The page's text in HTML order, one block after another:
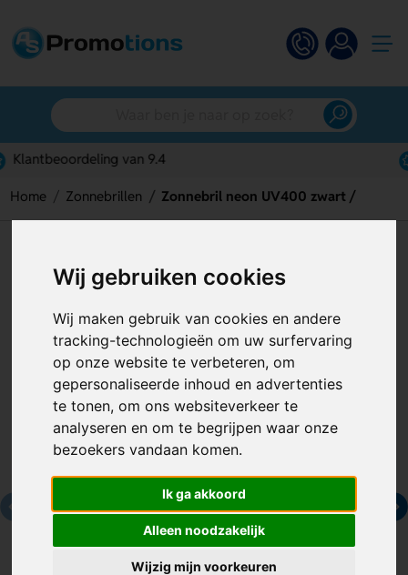
Wij gebruiken cookies
Wij maken gebruik van cookies en andere
tracking-technologieën om uw surfervaring
op onze website te verbeteren, om
gepersonaliseerde inhoud en advertenties
te tonen, om ons websiteverkeer te
analyseren en om te begrijpen waar onze
bezoekers vandaan komen.
Ik ga akkoord
Alleen noodzakelijk
Wijzig mijn voorkeuren
Gratis digitaal ontwerp
Home Zonnebrillen Zonnebril neon UV400 zwart /
Artikelnummer:124677